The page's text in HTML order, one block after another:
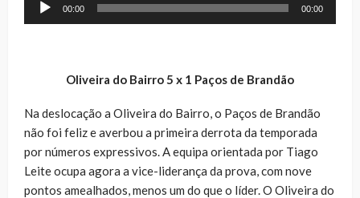
00:00 00:00
Oliveira do Bairro 5 x 1 Paços de Brandão
Na deslocação a Oliveira do Bairro, o Paços de Brandão
não foi feliz e averbou a primeira derrota da temporada
por números expressivos. A equipa orientada por Tiago
Leite ocupa agora a vice-liderança da prova, com nove
pontos amealhados, menos um do que o líder. O Oliveira do